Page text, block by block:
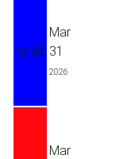
Nr. 42
Mar
31
2026
Mar